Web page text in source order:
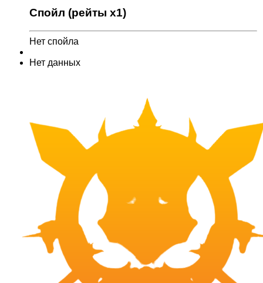
Спойл (рейты x1)
Нет спойла
Нет данных